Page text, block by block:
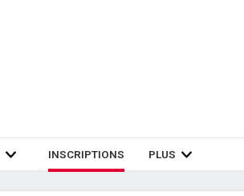
INSCRIPTIONS PLUS